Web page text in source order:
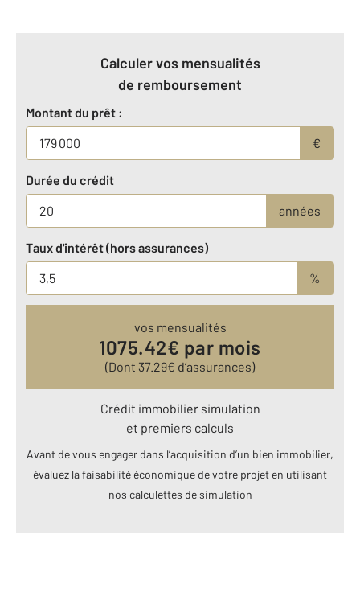
Calculer vos mensualités
de remboursement
Montant du prêt :
€
Durée du crédit
années
Taux d'intérêt (hors assurances)
%
vos mensualités
1075.42€ par mois
(Dont 37.29€ d’assurances)
Crédit immobilier simulation
et premiers calculs
Avant de vous engager dans l’acquisition d’un bien immobilier,
évaluez la faisabilité économique de votre projet en utilisant
nos calculettes de simulation